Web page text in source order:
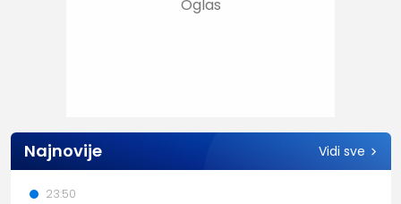
Najnovije Vidi sve
23:50